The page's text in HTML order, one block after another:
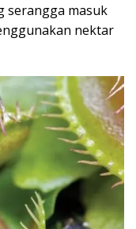
serangga masuk
nektar